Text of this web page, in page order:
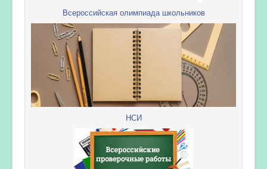
Всероссийская олимпиада школьников
НСИ